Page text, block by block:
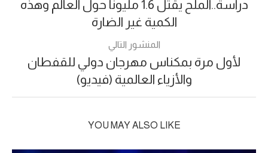
دراسة..الملح يقتل 1.6 مليونا حول العالم وهذه
الكمية غير الضارة
المنشور التالي
لأول مرة بمكناس مهرجان دولي للقفطان
والأزياء العالمية (فيديو)
YOU MAY ALSO LIKE